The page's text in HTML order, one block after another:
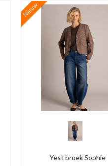
Nieuw
Yest broek Sophie